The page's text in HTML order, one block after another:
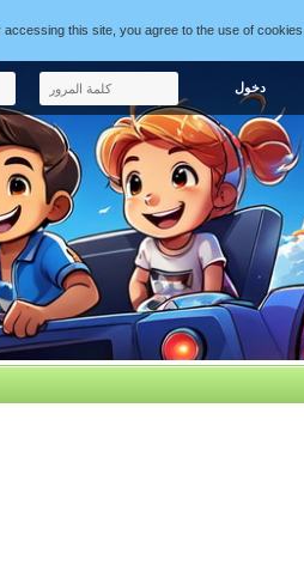
this site, you agree to the use of cookies.